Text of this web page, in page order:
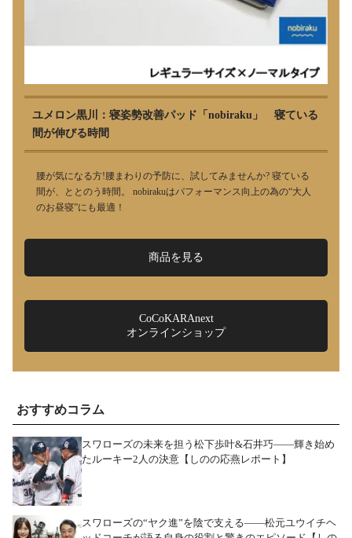
ユメロン黒川：寝姿勢改善パッド「nobiraku」 寝ている
間が伸びる時間
腰が気になる方!腰まわりの予防に、試してみませんか? 寝ている
間が、ととのう時間。 nobirakuはパフォーマンス向上の為の“大人
のお昼寝”にも最適！
商品を見る
CoCoKARAnext
オンラインショップ
おすすめコラム
スワローズの未来を担う松下歩叶&石井巧――輝き始め
たルーキー2人の決意【しのの応燕レポート】
スワローズの“ヤク進”を陰で支える――松元ユウイチヘ